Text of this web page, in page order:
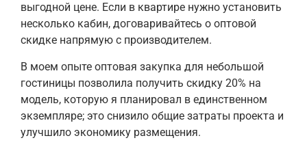
выгодной цене. Если в квартире нужно установить
несколько кабин, договаривайтесь о оптовой
скидке напрямую с производителем.
В моем опыте оптовая закупка для небольшой
гостиницы позволила получить скидку 20% на
модель, которую я планировал в единственном
экземпляре; это снизило общие затраты проекта и
улучшило экономику размещения.